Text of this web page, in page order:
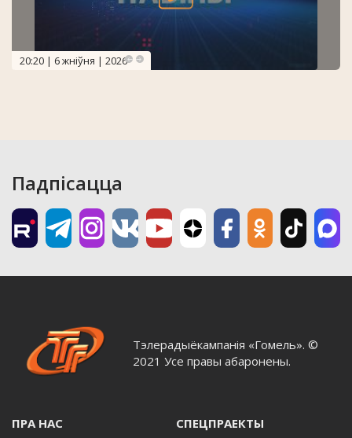
20:20 | 6 жніўня | 2026
Падпісацца
Тэлерадыёкампанія «Гомель». ©
2021 Усе правы абаронены.
ПРА НАС СПЕЦПРАЕКТЫ